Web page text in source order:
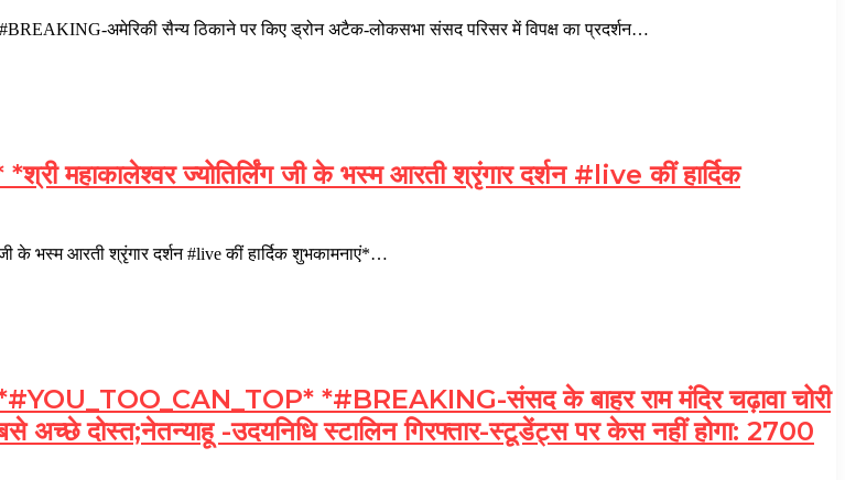
अमेरिकी सैन्य ठिकाने पर किए ड्रोन अटैक-लोकसभा संसद परिसर में विपक्ष का प्रदर्शन…
महाकालेश्वर ज्योतिर्लिंग जी के भस्म आरती श्रृंगार दर्शन #live कीं हार्दिक
के भस्म आरती श्रृंगार दर्शन #live कीं हार्दिक शुभकामनाएं*…
*#BREAKING-संसद के बाहर राम मंदिर चढ़ावा चोरी
अच्छे दोस्त;नेतन्याहू -उदयनिधि स्टालिन गिरफ्तार-स्टूडेंट्स पर केस नहीं होगा: 2700